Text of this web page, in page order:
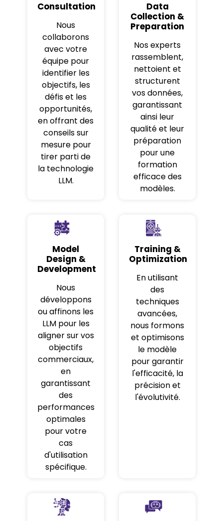
Consultation
Nous
collaborons
avec votre
équipe pour
identifier les
objectifs, les
défis et les
opportunités,
en offrant des
conseils sur
mesure pour
tirer parti de
la technologie
LLM.
Data
Collection &
Preparation
Nos experts
rassemblent,
nettoient et
structurent
vos données,
garantissant
ainsi leur
qualité et leur
préparation
pour une
formation
efficace des
modèles.
Model
Design &
Development
Nous
développons
ou affinons les
LLM pour les
aligner sur vos
objectifs
commerciaux,
en
garantissant
des
performances
optimales
pour votre
cas
d'utilisation
spécifique.
Training &
Optimization
En utilisant
des
techniques
avancées,
nous formons
et optimisons
le modèle
pour garantir
l'efficacité, la
précision et
l'évolutivité.